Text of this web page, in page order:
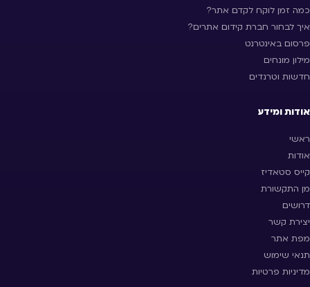
כמה זמן לוקח לקדם אתר?
איך לבחור חברת קידום אתרים?
פרסום באינטרנט
מילון מונחים
חדשות וטרנדים
אודות ומידע
ראשי
אודות
קייס סטאדיז
מן התקשורת
דרושים
יצירת קשר
מפת אתר
תנאי שימוש
מדיניות פרטיות